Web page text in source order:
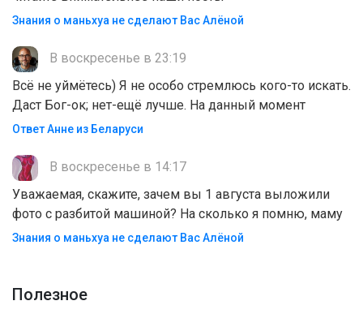
Знания о маньхуа не сделают Вас Алëной
В воскресенье в 23:19
Всё не уймётесь) Я не особо стремлюсь кого-то искать.
Даст Бог-ок; нет-ещё лучше. На данный момент
Ответ Анне из Беларуси
В воскресенье в 14:17
Уважаемая, скажите, зачем вы 1 августа выложили
фото с разбитой машиной? На сколько я помню, маму
Знания о маньхуа не сделают Вас Алëной
Полезноe